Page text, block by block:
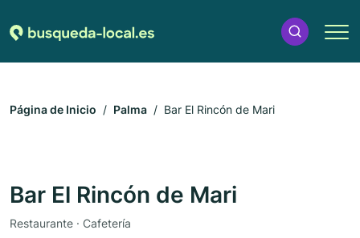
Página de Inicio Palma Bar El Rincón de Mari
Bar El Rincón de Mari
Restaurante · Cafetería